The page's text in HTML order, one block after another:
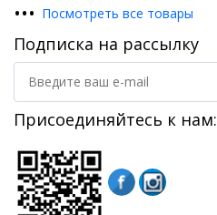
••• Посмотреть все товары
Подписка на рассылку
Присоединяйтесь к нам: